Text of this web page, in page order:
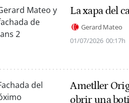
La xapa del
Gerard Mateo
01/07/2026 00:17h
Ametller
obrir una